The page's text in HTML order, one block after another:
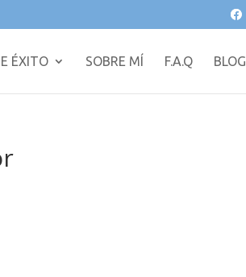
ÉXITO SOBRE MÍ F.A.Q BLOG